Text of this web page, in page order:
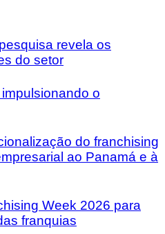
revela os
do setor
o
do franchising
ao Panamá e à
Week 2026 para
franquias